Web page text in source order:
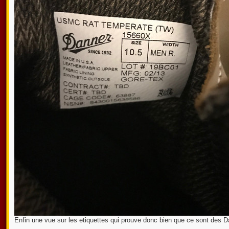
Enfin une vue sur les etiquettes qui prouve donc bien que ce sont des